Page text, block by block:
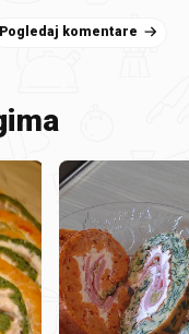
Pogledaj komentare